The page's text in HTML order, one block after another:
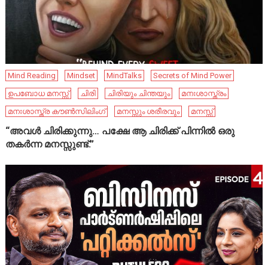
Mind Reading Mindset MindTalks
Secrets of Mind Power
ഉപബോധ മനസ്സ്
ചിരി ചിരിയും ചിന്തയും
മനഃശാസ്ത്രം
മനഃശാസ്ത്ര കൗൺസിലിംഗ്
മനസ്സും ശരീരവും മനസ്സ്
“അവൾ ചിരിക്കുന്നു… പക്ഷേ ആ ചിരിക്ക് പിന്നിൽ ഒരു
തകർന്ന മനസ്സുണ്ട്.”